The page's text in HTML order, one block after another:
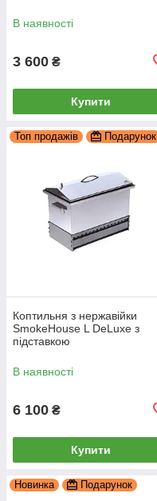
В наявності
3 600 ₴
Купити
Топ продажів Подарунок
Коптильня з нержавійки
SmokeHouse L DeLuxe з
підставкою
В наявності
6 100 ₴
Купити
Новинка Подарунок